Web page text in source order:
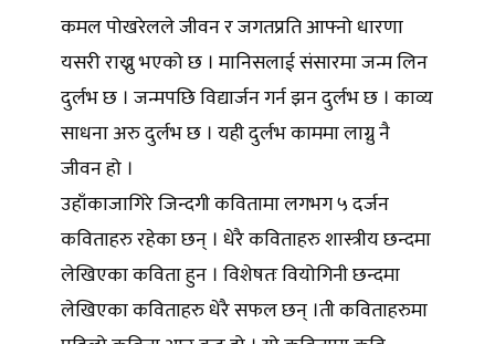
कमल पोखरेलले जीवन र जगतप्रति आफ्नो धारणा
यसरी राख्नु भएको छ । मानिसलाई संसारमा जन्म लिन
दुर्लभ छ । जन्मपछि विद्यार्जन गर्न झन दुर्लभ छ । काव्य
साधना अरु दुर्लभ छ । यही दुर्लभ काममा लाग्नु नै
जीवन हो ।
उहाँकाजागिरे जिन्दगी कवितामा लगभग ५ दर्जन
कविताहरु रहेका छन् । धेरै कविताहरु शास्त्रीय छन्दमा
लेखिएका कविता हुन । विशेषतः वियोगिनी छन्दमा
लेखिएका कविताहरु धेरै सफल छन् ।ती कविताहरुमा